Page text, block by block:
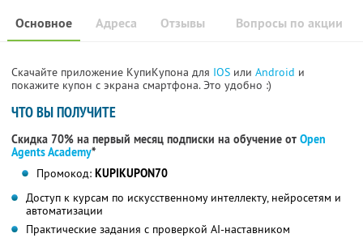
Основное Отзывы Вопросы по акции
Адреса
Скачайте приложение КупиКупона для IOS или Android и
покажите купон с экрана смартфона. Это удобно :)
ЧТО ВЫ ПОЛУЧИТЕ
Скидка 70% на первый месяц подписки на обучение от Open
Agents Academy*
Промокод: KUPIKUPON70
Доступ к курсам по искусственному интеллекту, нейросетям и
автоматизации
Практические задания с проверкой AI-наставником